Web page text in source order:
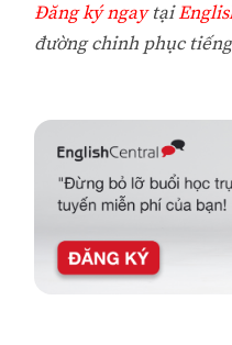
Đăng ký ngaytại
đường chinh phục